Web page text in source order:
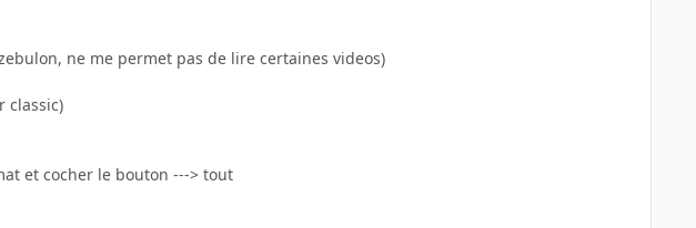
ne me permet pas de lire certaines videos)
classic)
et cocher le bouton ---> tout